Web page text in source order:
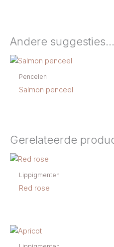
Andere suggesties…
Pencelen
Salmon penceel
Gerelateerde
Lippigmenten
Red rose